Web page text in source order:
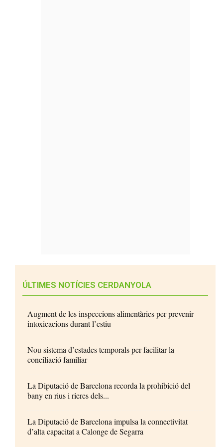
ÚLTIMES NOTÍCIES CERDANYOLA
Augment de les inspeccions alimentàries per prevenir
intoxicacions durant l’estiu
Nou sistema d’estades temporals per facilitar la
conciliació familiar
La Diputació de Barcelona recorda la prohibició del
bany en rius i rieres dels...
La Diputació de Barcelona impulsa la connectivitat
d’alta capacitat a Calonge de Segarra